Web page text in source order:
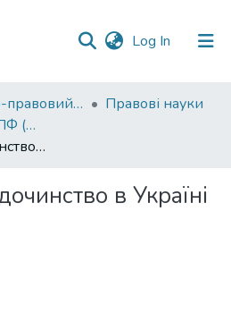
Log In (current)
04. Економіко-правовий факультет
Правові науки
Статті та доповіді ЕПФ (Правові науки)
Електронне судочинство в Україні
в Україні